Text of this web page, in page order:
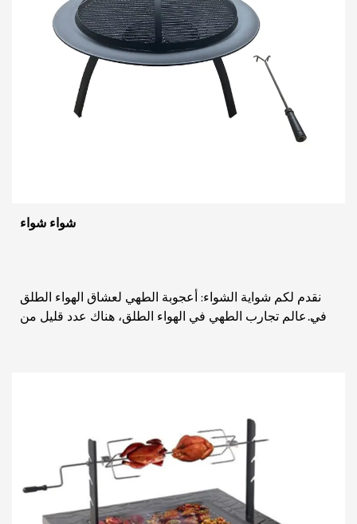
شواء شواء
نقدم لكم شواية الشواء: أعجوبة الطهي لعشاق الهواء الطلق
في عالم تجارب الطهي في الهواء الطلق، هناك عدد قليل من